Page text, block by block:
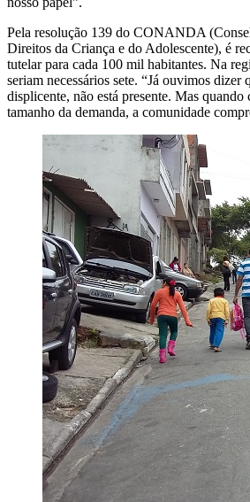
Pela resolução 139 do CONANDA
Direitos da Criança e do Adolescente), é
tutelar para cada 100 mil habitantes. Na
seriam necessários sete. “Já ouvimos dizer
displicente, não está presente. Mas
tamanho da demanda, a comunidade